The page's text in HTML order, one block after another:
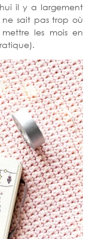
il y a largement
ne sait pas trop où
les mois en